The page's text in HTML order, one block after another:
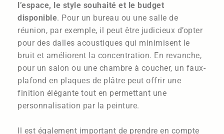
l’espace, le style souhaité et le budget
disponible. Pour un bureau ou une salle de
réunion, par exemple, il peut être judicieux d’opter
pour des dalles acoustiques qui minimisent le
bruit et améliorent la concentration. En revanche,
pour un salon ou une chambre à coucher, un faux-
plafond en plaques de plâtre peut offrir une
finition élégante tout en permettant une
personnalisation par la peinture.
Il est également important de prendre en compte